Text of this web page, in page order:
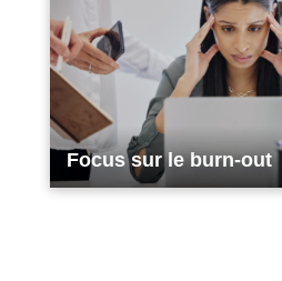
Focus sur le burn-out